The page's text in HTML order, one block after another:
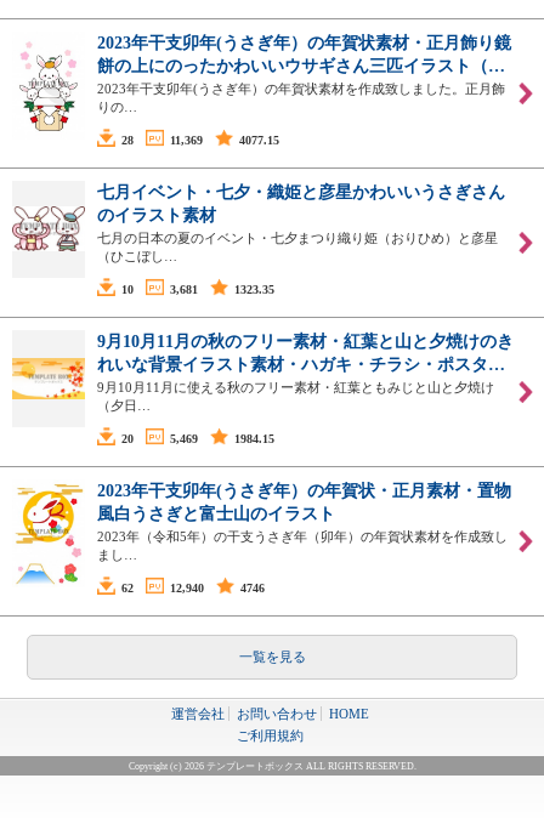
2023年干支卯年(うさぎ年）の年賀状素材・正月飾り鏡
餅の上にのったかわいいウサギさん三匹イラスト（…
2023年干支卯年(うさぎ年）の年賀状素材を作成致しました。正月飾
りの…
28 11,369 4077.15
七月イベント・七夕・織姫と彦星かわいいうさぎさん
のイラスト素材
七月の日本の夏のイベント・七夕まつり織り姫（おりひめ）と彦星
（ひこぼし…
10 3,681 1323.35
9月10月11月の秋のフリー素材・紅葉と山と夕焼けのき
れいな背景イラスト素材・ハガキ・チラシ・ポスタ…
9月10月11月に使える秋のフリー素材・紅葉ともみじと山と夕焼け
（夕日…
20 5,469 1984.15
2023年干支卯年(うさぎ年）の年賀状・正月素材・置物
風白うさぎと富士山のイラスト
2023年（令和5年）の干支うさぎ年（卯年）の年賀状素材を作成致し
まし…
62 12,940 4746
一覧を見る
運営会社 お問い合わせ
HOME
ご利用規約
Copyright (c) 2026 テンプレートボックス ALL RIGHTS RESERVED.